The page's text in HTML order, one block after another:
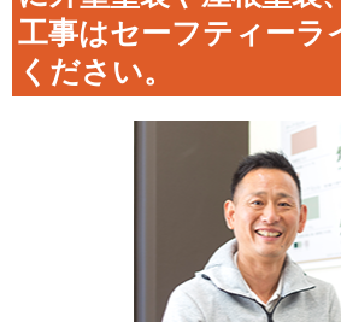
工事はセーフティーラ
ください。